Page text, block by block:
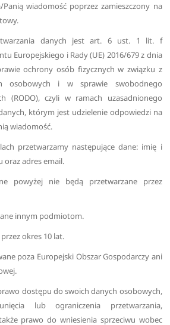
Panią wiadomość poprzez zamieszczony na
danych jest art. 6 ust. 1 lit. f
Europejskiego i Rady (UE) 2016/679 z dnia
ochrony osób fizycznych w związku z
osobowych i w sprawie swobodnego
(RODO), czyli w ramach uzasadnionego
którym jest udzielenie odpowiedzi na
wiadomość.
przetwarzamy następujące dane: imię i
oraz adres email.
powyżej nie będą przetwarzane przez
innym podmiotom.
okres 10 lat.
poza Europejski Obszar Gospodarczy ani
dostępu do swoich danych osobowych,
lub ograniczenia przetwarzania,
prawo do wniesienia sprzeciwu wobec